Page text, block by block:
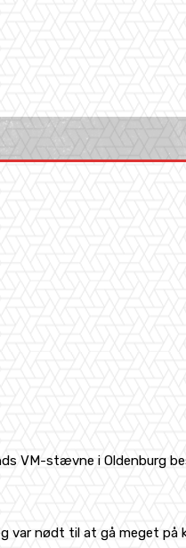
VM-stævne i Oldenburg
var nødt til at gå meget på